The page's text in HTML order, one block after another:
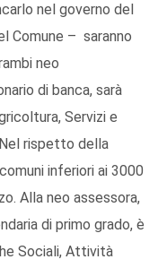
nel governo del
Comune – saranno
neo
di banca, sarà
Servizi e
rispetto della
inferiori ai 3000
Alla neo assessora,
di primo grado, è
Sociali, Attività